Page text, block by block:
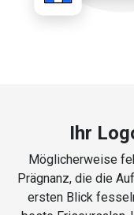
Ihr
Möglicherweise
Prägnanz, die die
ersten Blick